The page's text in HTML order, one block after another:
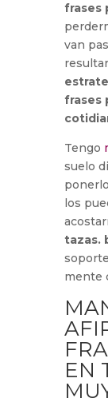
frases
van
frases
Tengo
suelo
los
tazas.
mente
EN